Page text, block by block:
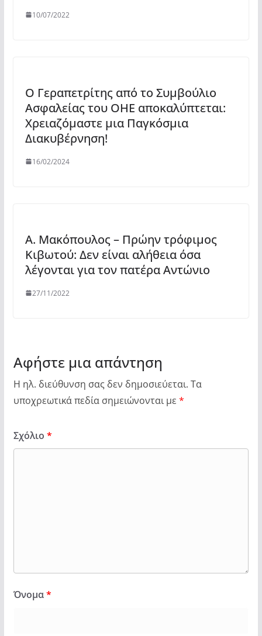
10/07/2022
Ο Γεραπετρίτης από το Συμβούλιο
Ασφαλείας του ΟΗΕ αποκαλύπτεται:
Χρειαζόμαστε μια Παγκόσμια
Διακυβέρνηση!
16/02/2024
Α. Μακόπουλος – Πρώην τρόφιμος
Κιβωτού: Δεν είναι αλήθεια όσα
λέγονται για τον πατέρα Αντώνιο
27/11/2022
Αφήστε μια απάντηση
Η ηλ. διεύθυνση σας δεν δημοσιεύεται. Τα
υποχρεωτικά πεδία σημειώνονται με *
Σχόλιο *
Όνομα*